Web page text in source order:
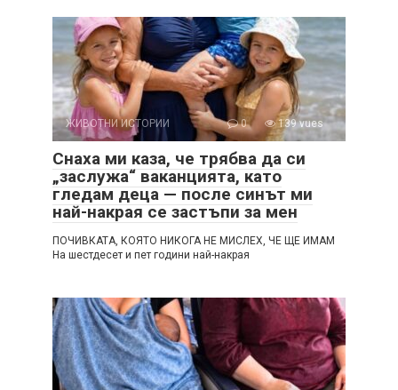
ЖИВОТНИ ИСТОРИИ 0 139 vues
Снаха ми каза, че трябва да си
„заслужа“ ваканцията, като
гледам деца — после синът ми
най-накрая се застъпи за мен
ПОЧИВКАТА, КОЯТО НИКОГА НЕ МИСЛЕХ, ЧЕ ЩЕ ИМАМ
На шестдесет и пет години най-накрая